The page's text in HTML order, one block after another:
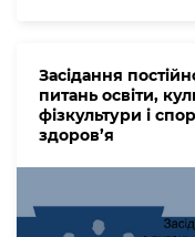
Засідання
питань освіти,
фізкультури і
здоров’я